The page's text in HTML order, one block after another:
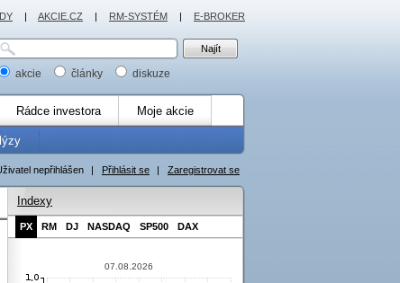
akcie články diskuze
Rádce investora Moje akcie
nepřihlášen | Přihlásit se | Zaregistrovat se
Indexy
PX RM DJ NASDAQ SP500 DAX
07.08.2026
| AKCIE.CZ | RM-SYSTÉM | E-BROKER